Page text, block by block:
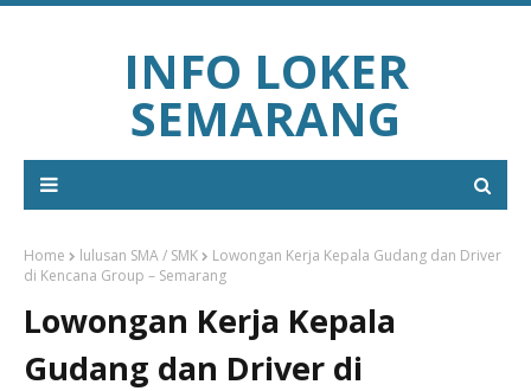
INFO LOKER
SEMARANG
Home lulusan SMA / SMK
Lowongan Kerja Kepala Gudang dan Driver
di Kencana Group – Semarang
Lowongan Kerja Kepala
Gudang dan Driver di